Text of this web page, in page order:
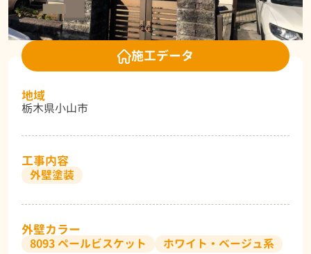
施工データ
地域
栃木県小山市
工事内容
外壁塗装
外壁カラー
8093 ペールビスケット ホワイト・ベージュ系